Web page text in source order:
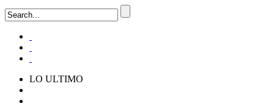
LO ULTIMO